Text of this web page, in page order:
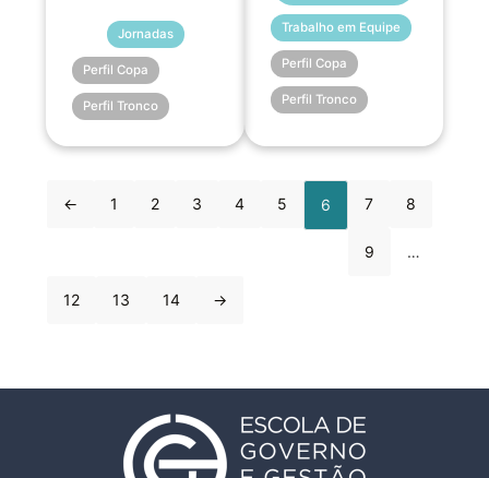
Jornadas
Perfil Copa
Perfil Tronco
Trabalho em Equipe
Perfil Copa
Perfil Tronco
← 1 2 3 4 5 6 7 8
9 …
12 13 14 →